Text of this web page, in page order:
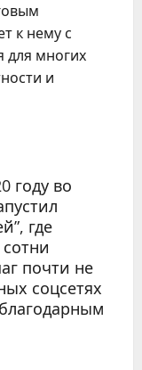
к нему с
для многих
и
году во
где
почти не
соцсетях